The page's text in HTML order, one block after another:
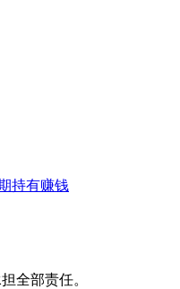
持有赚钱
全部责任。